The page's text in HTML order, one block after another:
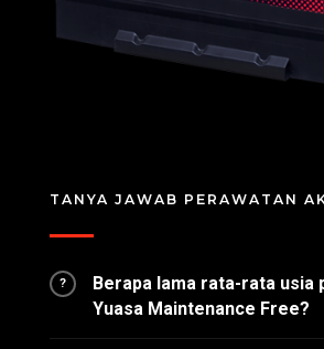
TANYA JAWAB PERAWATAN
?
Berapa lama rata-rata usia
Yuasa Maintenance Free?